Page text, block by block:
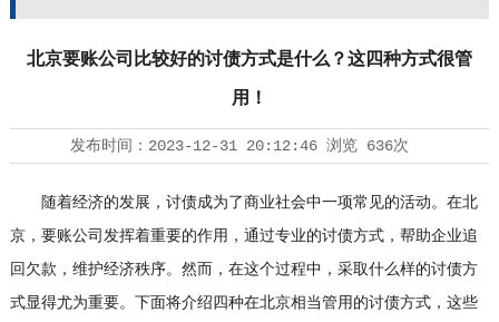
北京要账公司比较好的讨债方式是什么？这四种方式很管
用！
发布时间： 2023-12-31 20:12:46浏览 636次
随着经济的发展，讨债成为了商业社会中一项常见的活动。在北
京，要账公司发挥着重要的作用，通过专业的讨债方式，帮助企业追
回欠款，维护经济秩序。然而，在这个过程中，采取什么样的讨债方
式显得尤为重要。下面将介绍四种在北京相当管用的讨债方式，这些